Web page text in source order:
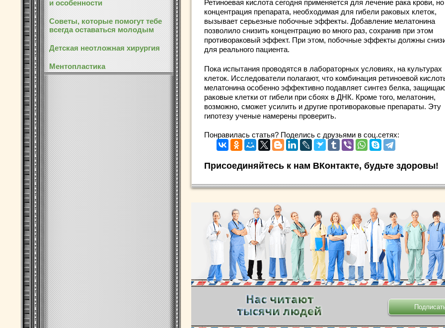
и особенности
Советы, которые помогут тебе
всегда оставаться молодым
Детская неотложная хирургия
Ментопластика
Ретиноевая кислота сегодня применяется для лечение рака крови, но
концентрация препарата, необходимая для гибели раковых клеток,
вызывает серьезные побочные эффекты. Добавление мелатонина
позволило снизить концентрацию во много раз, сохранив при этом
противораковый эффект. При этом, побочные эффекты должны
для реального пациента.
Пока испытания проводятся в лабораторных условиях, на культурах
клеток. Исследователи полагают, что комбинация ретиноевой
мелатонина особенно эффективно подавляет синтез белка,
раковые клетки от гибели при сбоях в ДНК. Кроме того, мелатонин,
возможно, сможет усилить и другие противораковые препараты. Эту
гипотезу ученые намерены проверить.
Понравилась статья? Поделись с друзьями в соц.сетях:
Присоединяйтесь к нам ВКонтакте, будьте здоровы!
.